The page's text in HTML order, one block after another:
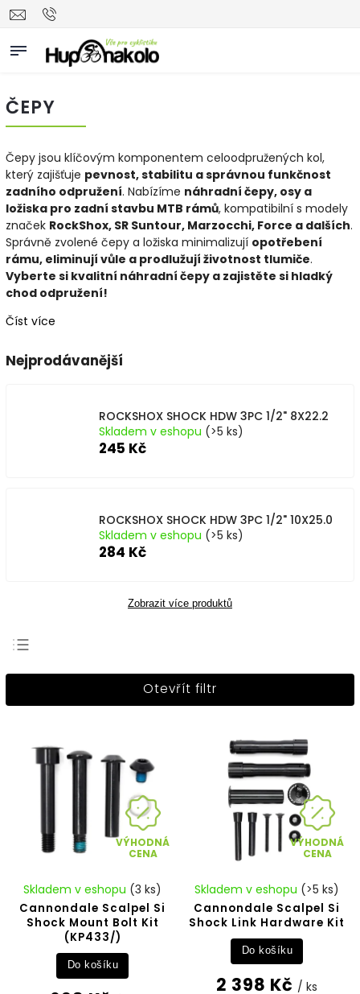
ČEPY
Čepy jsou klíčovým komponentem celoodpružených kol,
který zajišťuje pevnost, stabilitu a správnou funkčnost
zadního odpružení. Nabízíme náhradní čepy, osy a
ložiska pro zadní stavbu MTB rámů, kompatibilní s modely
značek RockShox, SR Suntour, Marzocchi, Force a dalších.
Správně zvolené čepy a ložiska minimalizují opotřebení
rámu, eliminují vůle a prodlužují životnost tlumiče.
Vyberte si kvalitní náhradní čepy a zajistěte si hladký
chod odpružení!
Číst více
Nejprodávanější
ROCKSHOX SHOCK HDW 3PC 1/2" 8X22.2
Skladem v eshopu (>5 ks)
245 Kč
ROCKSHOX SHOCK HDW 3PC 1/2" 10X25.0
Skladem v eshopu (>5 ks)
284 Kč
Zobrazit více produktů
Nejprodávanější
Abecedně
Otevřít filtr
VÝHODNÁ
CENA
Cannondale Scalpel Si
Shock Mount Bolt Kit
(KP433/)
Skladem v eshopu (3 ks)
Do košíku
VÝHODNÁ
CENA
Cannondale Scalpel Si
Shock Link Hardware Kit
Skladem v eshopu (>5 ks)
2 398 Kč / ks
Do košíku